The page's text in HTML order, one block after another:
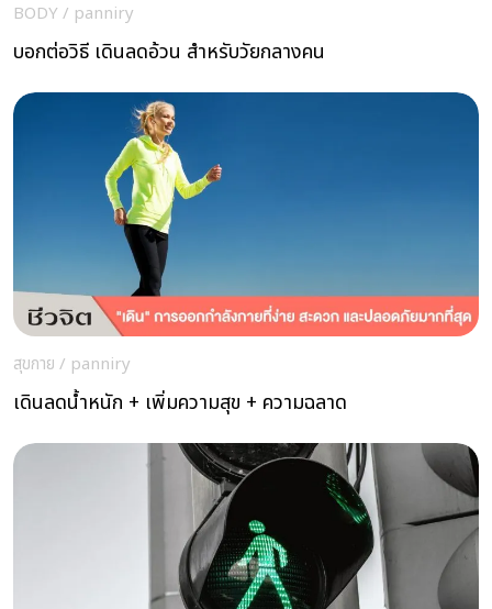
BODY / panniry
บอกต่อวิธี เดินลดอ้วน สำหรับวัยกลางคน
สุขกาย / panniry
เดินลดน้ำหนัก + เพิ่มความสุข + ความฉลาด